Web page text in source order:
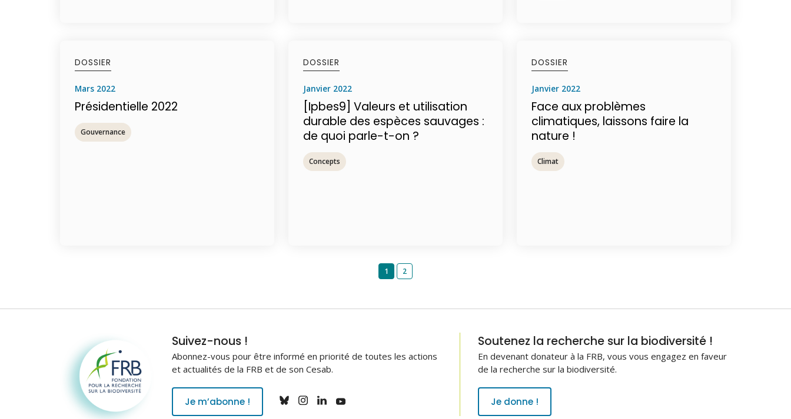
DOSSIER
mars 2022
Présidentielle 2022
Gouvernance
DOSSIER
janvier 2022
[Ipbes9] Valeurs et utilisation
durable des espèces sauvages :
de quoi parle-t-on ?
Concepts
DOSSIER
janvier 2022
Face aux problèmes
climatiques, laissons faire la
nature !
Climat
1 2
Fondation pour la
recherche sur la
biodiversité
Suivez-nous !
Abonnez-vous pour être informé en priorité de toutes les actions
et actualités de la FRB et de son Cesab.
Je m’abonne !
Soutenez la recherche sur la biodiversité !
En devenant donateur à la FRB, vous vous engagez en faveur
de la recherche sur la biodiversité.
Je donne !